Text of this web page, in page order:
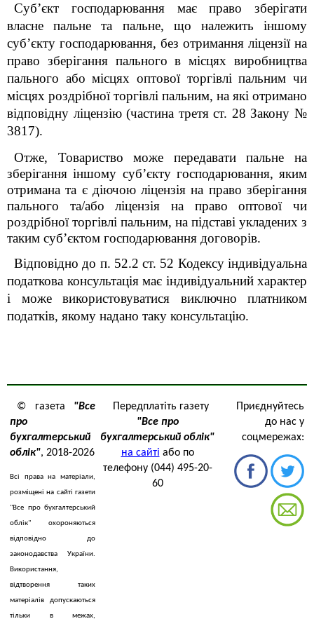
Суб’єкт господарювання має право зберігати
власне пальне та пальне, що належить іншому
суб’єкту господарювання, без отримання ліцензії на
право зберігання пального в місцях виробництва
пального або місцях оптової торгівлі пальним чи
місцях роздрібної торгівлі пальним, на які отримано
відповідну ліцензію (частина третя ст. 28 Закону №
3817).
Отже, Товариство може передавати пальне на
зберігання іншому суб’єкту господарювання, яким
отримана та є діючою ліцензія на право зберігання
пального та/або ліцензія на право оптової чи
роздрібної торгівлі пальним, на підставі укладених з
таким суб’єктом господарювання договорів.
Відповідно до п. 52.2 ст. 52 Кодексу індивідуальна
податкова консультація має індивідуальний характер
і може використовуватися виключно платником
податків, якому надано таку консультацію.
© газета "Все
про
бухгалтерський
облік", 2018-2026
Всі права на матеріали,
розміщені на сайті газети
"Все про бухгалтерський
облік" охороняються
відповідно до
законодавства України.
Використання,
відтворення таких
матеріалів допускаються
тільки в межах,
Передплатіть газету
"Все про
бухгалтерський облік"
на сайті або по
телефону (044) 495-20-
60
Приєднуйтесь
до нас у
соцмережах: